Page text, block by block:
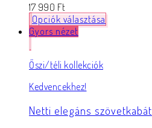
17 990 Ft
Opciók választása
Gyors nézet
Őszi/téli kollekciók
Kedvencekhez!
Netti elegáns szövetkabát